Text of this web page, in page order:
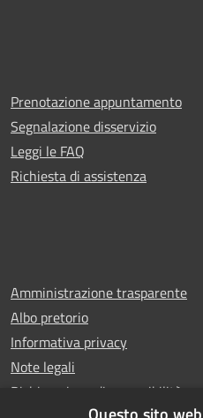
Prenotazione appuntamento
Segnalazione disservizio
Leggi le FAQ
Richiesta di assistenza
Amministrazione trasparente
Albo pretorio
Informativa privacy
Note legali
Dichiarazione di accessibilità